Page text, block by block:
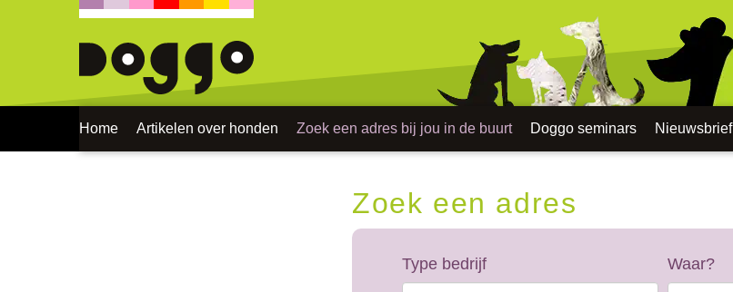
Home Artikelen over honden Zoek een adres bij jou in de buurt Doggo seminars Nieuwsbrief
Zoek een adres
Type bedrijf Waar?